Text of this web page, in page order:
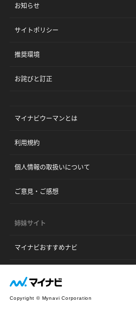
お知らせ
サイトポリシー
推奨環境
お詫びと訂正
マイナビウーマンとは
利用規約
個人情報の取扱いについて
ご意見・ご感想
姉妹サイト
マイナビおすすめナビ
Copyright © Mynavi Corporation